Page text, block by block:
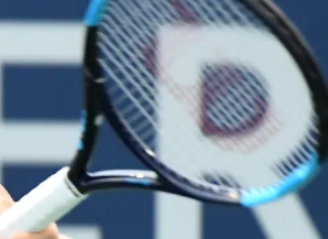
pětiboj
hry
Triatlon
Veslování
Vodní slalom
Ostatní